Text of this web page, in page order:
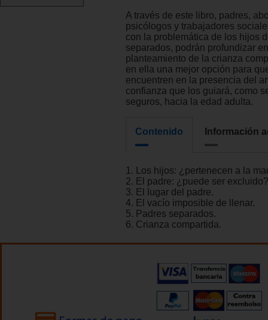
A través de este libro, padres,
psicólogos y trabajadores
con la problemática de los hijos
separados, podrán profundizar
planteamiento de la crianza
en ella una mejor opción para
encuentren en la presencia del
confianza que los guiará, como
seguros, hacia la edad adulta.
Contenido Información
1. Los hijos: ¿pertenecen a la
2. El padre: ¿puede ser
3. El lugar del padre.
4. El vacío imposible de llenar.
5. Padres separados.
6. Crianza compartida.